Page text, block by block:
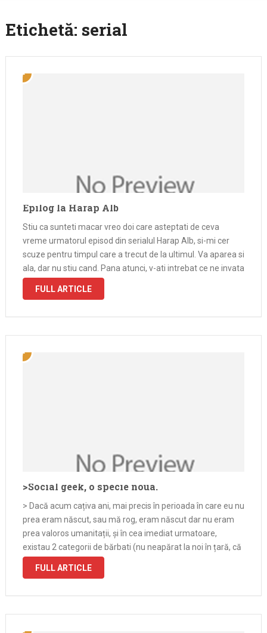
Etichetă: serial
Epilog la Harap Alb
Stiu ca sunteti macar vreo doi care asteptati de ceva
vreme urmatorul episod din serialul Harap Alb, si-mi cer
scuze pentru timpul care a trecut de la ultimul. Va aparea si
ala, dar nu stiu cand. Pana atunci, v-ati intrebat ce ne invata
Harap Alb de …
FULL ARTICLE
>Social geek, o specie noua.
> Dacă acum cațiva ani, mai precis în perioada în care eu nu
prea eram născut, sau mă rog, eram născut dar nu eram
prea valoros umanitații, și în cea imediat urmatoare,
existau 2 categorii de bărbati (nu neapărat la noi în țară, că
noi și …
FULL ARTICLE